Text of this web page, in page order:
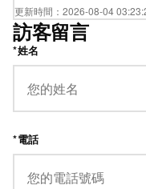
更新時間：2026-08-04
訪客留言
*姓名
*電話